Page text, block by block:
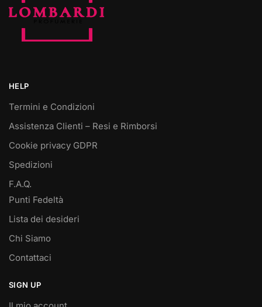
HELP
Termini e Condizioni
Assistenza Clienti – Resi e Rimborsi
Cookie privacy GDPR
Spedizioni
F.A.Q.
Punti Fedeltà
Lista dei desideri
Chi Siamo
Contattaci
SIGN UP